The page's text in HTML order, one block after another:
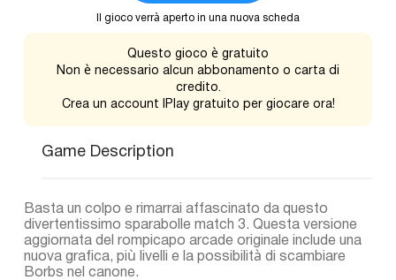
Il gioco verrà aperto in una nuova scheda
Questo gioco è gratuito
Non è necessario alcun abbonamento o carta di
credito.
Crea un account IPlay gratuito per giocare ora!
Game Description
Basta un colpo e rimarrai affascinato da questo
divertentissimo sparabolle match 3. Questa versione
aggiornata del rompicapo arcade originale include una
nuova grafica, più livelli e la possibilità di scambiare
Borbs nel canone.